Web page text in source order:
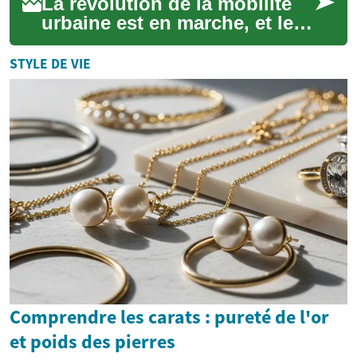
urbaine est en marche, et les
voitures électriques en sont
le fer de lance. Ces véhicule...
STYLE DE VIE
Comprendre les carats : pureté de l'or
et poids des pierres